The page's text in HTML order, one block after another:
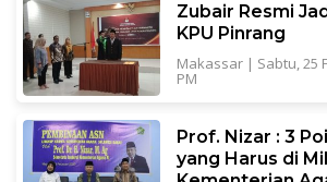
Zubair Resmi
KPU Pinrang
Makassar| Sabtu, 25
PM
Prof. Nizar : 3
yang Harus di